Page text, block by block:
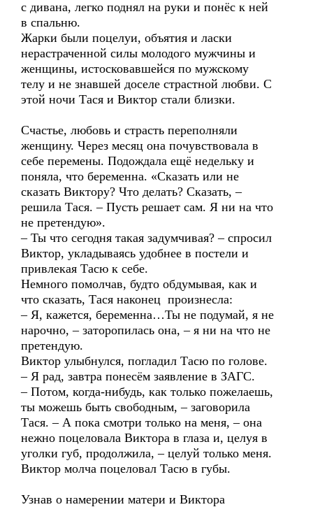
с дивана, легко поднял на руки и понёс к ней
в спальню.
Жарки были поцелуи, объятия и ласки
нерастраченной силы молодого мужчины и
женщины, истосковавшейся по мужскому
телу и не знавшей доселе страстной любви. С
этой ночи Тася и Виктор стали близки.
Счастье, любовь и страсть переполняли
женщину. Через месяц она почувствовала в
себе перемены. Подождала ещё недельку и
поняла, что беременна. «Сказать или не
сказать Виктору? Что делать? Сказать, –
решила Тася. – Пусть решает сам. Я ни на что
не претендую».
– Ты что сегодня такая задумчивая? – спросил
Виктор, укладываясь удобнее в постели и
привлекая Тасю к себе.
Немного помолчав, будто обдумывая, как и
что сказать, Тася наконец произнесла:
– Я, кажется, беременна…Ты не подумай, я не
нарочно, – заторопилась она, – я ни на что не
претендую.
Виктор улыбнулся, погладил Тасю по голове.
– Я рад, завтра понесём заявление в ЗАГС.
– Потом, когда-нибудь, как только пожелаешь,
ты можешь быть свободным, – заговорила
Тася. – А пока смотри только на меня, – она
нежно поцеловала Виктора в глаза и, целуя в
уголки губ, продолжила, – целуй только меня.
Виктор молча поцеловал Тасю в губы.
Узнав о намерении матери и Виктора